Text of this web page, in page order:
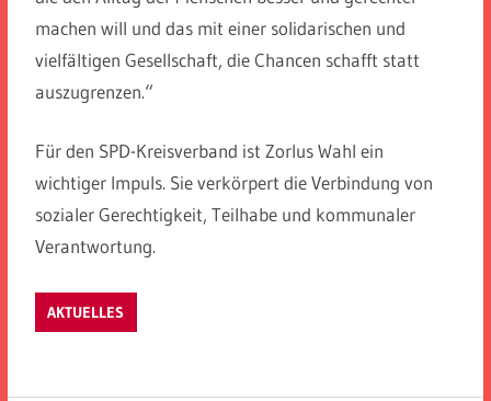
machen will und das mit einer solidarischen und
vielfältigen Gesellschaft, die Chancen schafft statt
auszugrenzen.“
Für den SPD-Kreisverband ist Zorlus Wahl ein
wichtiger Impuls. Sie verkörpert die Verbindung von
sozialer Gerechtigkeit, Teilhabe und kommunaler
Verantwortung.
AKTUELLES